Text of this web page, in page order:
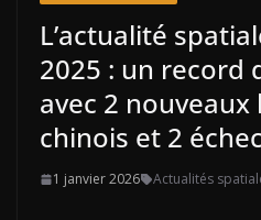
L’actualité
2025 : un record
avec 2 nouveaux
chinois et 2
1 janvier 2026 Actualités